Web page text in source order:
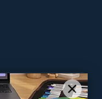
Следите за нами: